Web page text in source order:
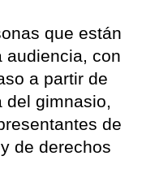
que están
audiencia, con
a partir de
del gimnasio,
de
de derechos